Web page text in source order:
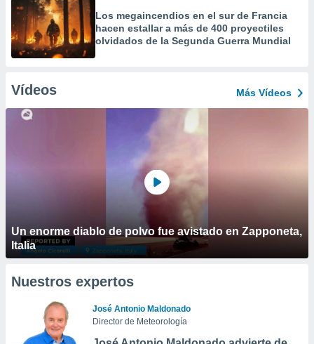
Los megaincendios en el sur de Francia
hacen estallar a más de 400 proyectiles
olvidados de la Segunda Guerra Mundial
Vídeos Más Vídeos
Un enorme diablo de polvo fue avistado en Zapponeta,
Italia
Nuestros expertos
José Antonio Maldonado
Director de Meteorología